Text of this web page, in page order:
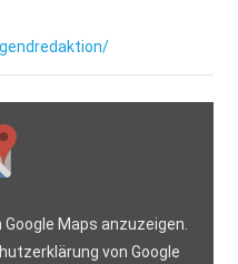
Maps anzuzeigen.
von Google